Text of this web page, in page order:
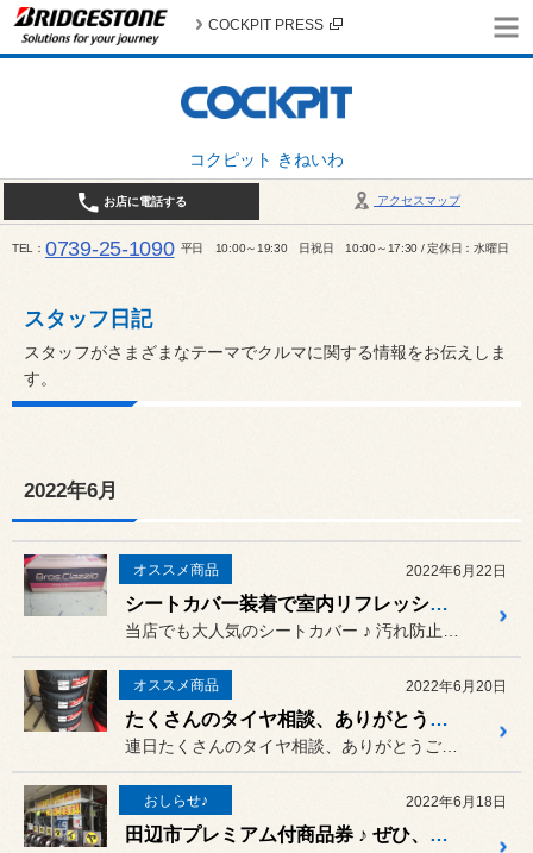
コクピット きねいわ
COCKPIT PRESS
アクセスマップ
お店に電話する
TEL 0739-25-1090 平日 10:00～19:30 日祝日 10:00～17:30 / 定休日：水曜日
スタッフ日記
スタッフがさまざまなテーマでクルマに関する情報をお伝えしま
す。
2022年6月
オススメ商品 2022年6月22日
シートカバー装着で室内リフレッシュ ♪
オススメ商品 2022年6月20日
たくさんのタイヤ相談、ありがとうございます ♪
おしらせ♪ 2022年6月18日
田辺市プレミアム付商品券 ♪ ぜひ、ご利用下さい ♪